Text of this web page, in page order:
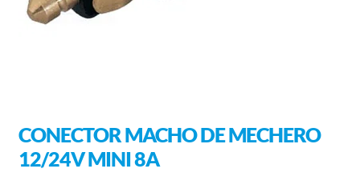
CONECTOR MACHO DE MECHERO
12/24V MINI 8A